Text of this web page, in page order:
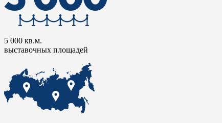
5 000 кв.м.
выставочных площадей